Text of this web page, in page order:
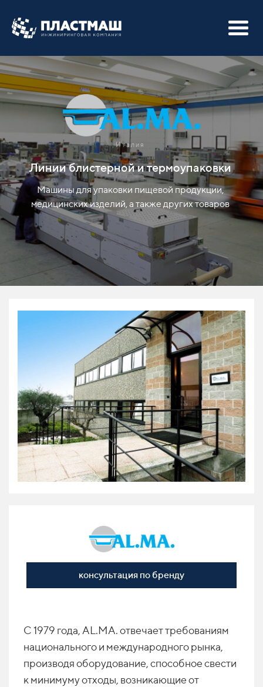
Италия
Линии блистерной и термоупаковки
Машины для упаковки пищевой продукции,
медицинских изделий, а также других товаров
консультация по бренду
С 1979 года, AL.MA. отвечает требованиям
национального и международного рынка,
производя оборудование, способное свести
к минимуму отходы, возникающие от